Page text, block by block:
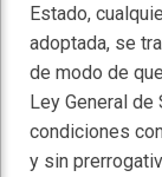
Estado,
adoptada, se
de modo de
Ley General de
condiciones
y sin